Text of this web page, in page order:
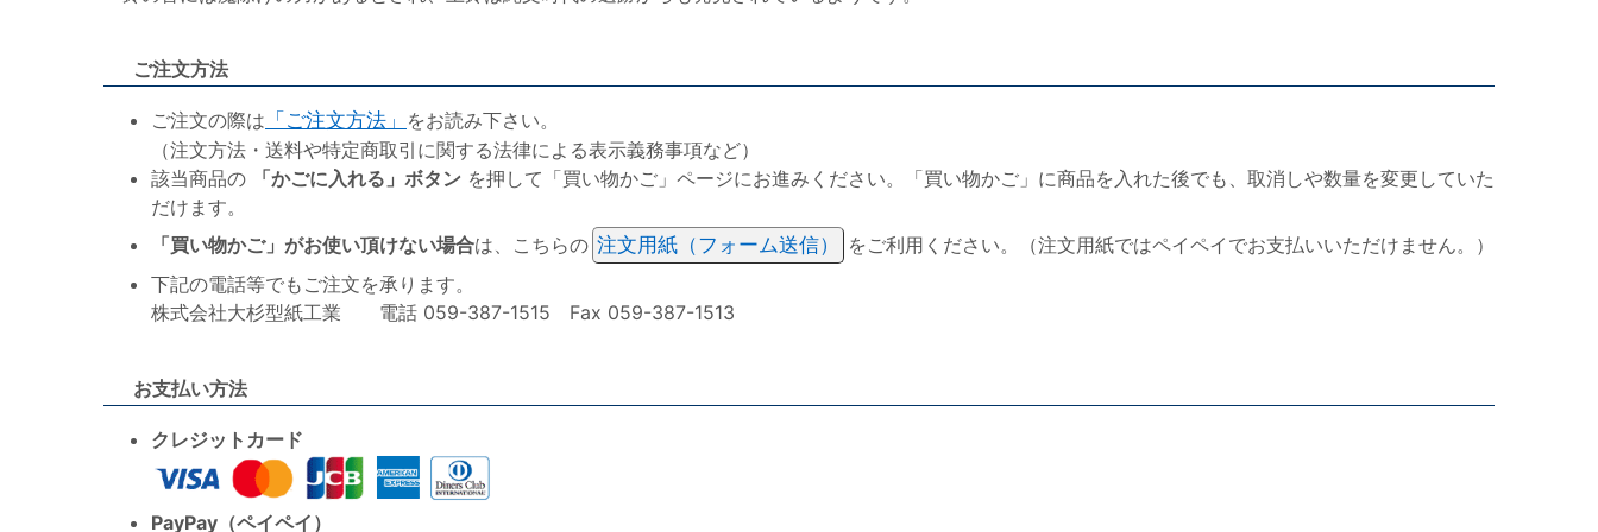
ご注文方法
ご注文の際は 「ご注文方法」 をお読み下さい。
（注文方法・送料や特定商取引に関する法律による表示義務事項など）
該当商品の
「かごに入れる」ボタン を押して「買い物かご」ページにお進みください。「買い物かご」に商品を入れた後でも、取消しや数量を変更していた
だけます。
「買い物かご」がお使い頂けない場合は、こちらの 注文用紙（フォーム送信）
をご利用ください。（注文用紙ではペイペイでお支払いいただけません。）
下記の電話等でもご注文を承ります。
株式会社大杉型紙工業 電話 059-387-1515 Fax 059-387-1513
お支払い方法
クレジットカード
PayPay（ペイペイ）